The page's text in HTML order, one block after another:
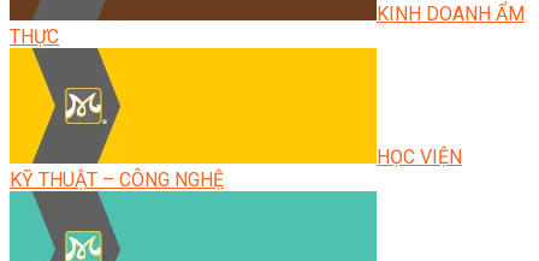
KINH DOANH ẨM
THỰC
HỌC VIỆN
KỸ THUẬT – CÔNG NGHỆ